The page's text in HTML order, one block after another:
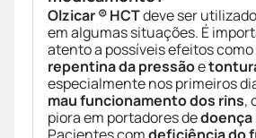
Olzicar ® HCTdeve ser
em algumas situações. É
atento a possíveis efeitos como
repentina da pressãoe
especialmente nos primeiros
mau funcionamento dos rins,
piora em portadores dedoença